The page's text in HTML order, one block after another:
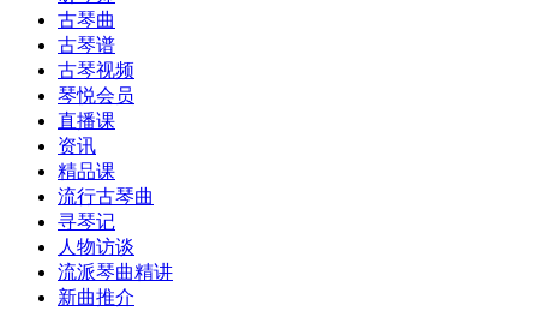
古琴曲
古琴谱
古琴视频
琴悦会员
直播课
资讯
精品课
流行古琴曲
寻琴记
人物访谈
流派琴曲精讲
新曲推介